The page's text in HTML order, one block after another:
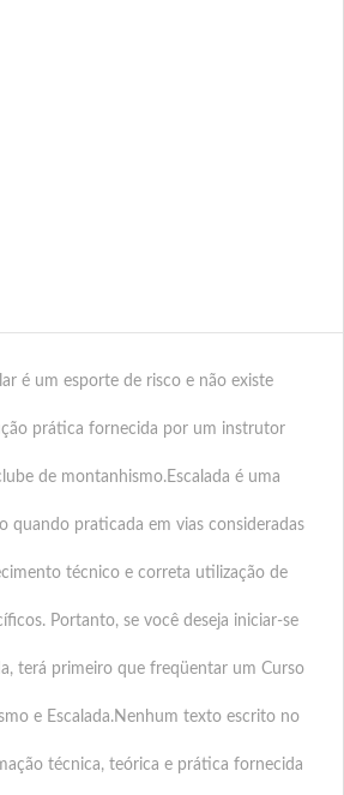
é um esporte de risco e não existe
prática fornecida por um instrutor
de montanhismo.Escalada é uma
quando praticada em vias consideradas
técnico e correta utilização de
Portanto, se você deseja iniciar-se
terá primeiro que freqüentar um Curso
e Escalada.Nenhum texto escrito no
técnica, teórica e prática fornecida